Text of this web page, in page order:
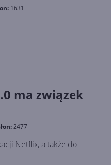
1631
ma związek
2477
Netflix, a także do